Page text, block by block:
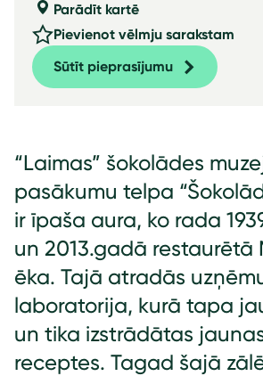
Parādīt kartē
Pievienot vēlmju sarakstam
Sūtīt pieprasījumu
“Laimas” šokolādes
pasākumu telpa
ir īpaša aura, ko rada
un 2013.gadā restaurētā
ēka. Tajā atradās
laboratorija, kurā tapa
un tika izstrādātas
receptes. Tagad šajā